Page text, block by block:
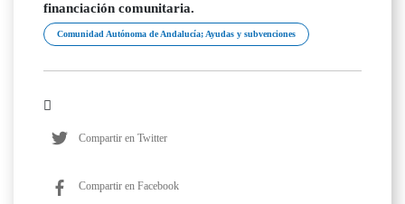
financiación comunitaria.
Comunidad Autónoma de Andalucía; Ayudas y subvenciones
Compartir en Twitter
Compartir en Facebook